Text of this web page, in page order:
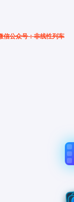
信公众号：非线性列车